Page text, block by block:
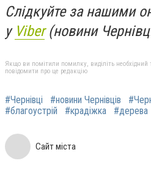
Слідкуйте за нашими
у Viber(новини
Якщо ви помітили помилку, виділіть необхідний
повідомити про це редакцію
#Чернівці #новини Чернівців
#благоустрій
#крадіжка #дерева
Сайт міста